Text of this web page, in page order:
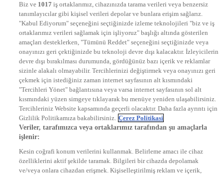
STAR
EURO STAR
KRAL POP TV
DYG Radyolar
NTV RADYO
KRAL FM
KRAL POP
EKSEN
VOYAGE
DYG Dijital
ntv.com.tr
ntvspor.net
secim.ntv.com.tr
startv.com.tr
kralmuzik.com.tr
Biz ve 1017 iş ortaklarımız, cihazınızda tarama verileri veya benzersiz
tanımlayıcılar gibi kişisel verileri depolar ve bunlara erişim sağlarız.
"Kabul Ediyorum" seçeneğini seçtiğinizde izleme teknolojileri "biz ve iş
ortaklarımız verileri sağlamak için işliyoruz" başlığı altında gösterilen
amaçları desteklerken, "Tümünü Reddet" seçeneğini seçtiğinizde veya
onayınızı geri çektiğinizde bu teknoloji devre dışı kalacaktır. İzleyicilerin
devre dışı bırakılması durumunda, gördüğünüz bazı içerik ve reklamlar
sizinle alakalı olmayabilir. Tercihlerinizi değiştirmek veya onayınızı geri
çekmek için istediğiniz zaman internet sayfasının alt kısmındaki
"Tercihleri Yönet" bağlantısına veya varsa internet sayfasının sol alt
kısmındaki yüzen simgeye tıklayarak bu menüye yeniden ulaşabilirsiniz.
Tercihleriniz Website kapsamında geçerli olacaktır. Daha fazla ayrıntı için
Gizlilik Politikamıza bakabilirsiniz. Çerez Politikasi
Veriler, tarafımızca veya ortaklarımız tarafından şu amaçlarla
işlenir:
Kesin coğrafi konum verilerini kullanmak. Belirleme amacı ile cihaz
özelliklerini aktif şekilde taramak. Bilgileri bir cihazda depolamak
ve/veya onlara cihazdan erişmek. Kişiselleştirilmiş reklam ve içerik,